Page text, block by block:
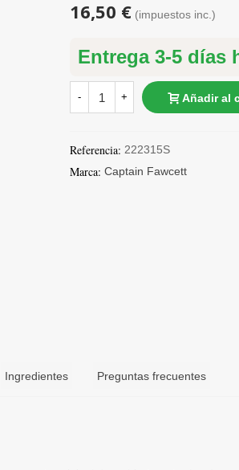
16,50 € (impuestos inc.)
Entrega 3-5 días
- + Añadir al
Referencia: 222315S
Marca: Captain Fawcett
Ingredientes Preguntas frecuentes